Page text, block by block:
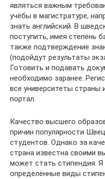
являться важным
учёбы в магистратуре,
знать английский. В
поступить, имея степень
также подтверждение
(подойдут результаты
Готовить и подавать
необходимо заранее.
все университеты страны
портал.
Качество высшего
причин популярности
студентов. Однако за
страна известна своими
может стать стипендия. Я
определённые виды